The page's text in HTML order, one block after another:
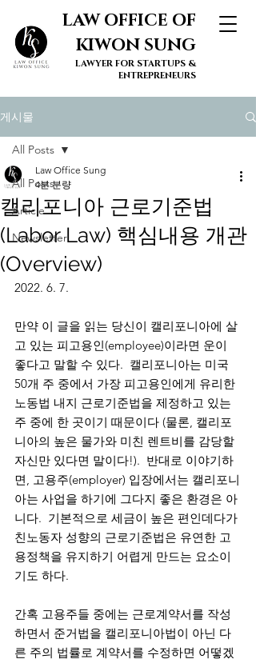
LAW OFFICE OF
KIWON SUNG
LAWYER FOR STARTUPS &
ENTREPRENEURS
게시물
All Posts
Article
Newsletter
All Posts
캘리포니아 근로기준법
(Labor Law) 핵심내용 개관
(Overview)
Law Office Sung
4분 분량
2022. 6. 7.
만약 이 글을 읽는 당신이 캘리포니아에 살
고 있는 피고용인(employee)이라면 운이
좋다고 말할 수 있다.  캘리포니아는 미국
50개 주 중에서 가장 피고용인에게 유리한
노동법 내지 근로기준법을 제정하고 있는
주 중에 한 곳이기 때문이다 (물론, 캘리포
니아의 높은 물가와 미친 렌트비를 감당할
자신만 있다면 말이다!).  반대로 이야기하
면, 고용주(employer) 입장에서는 캘리포니
아는 사업을 하기에 그다지 좋은 환경은 아
니다.  기본적으로 세금이 높은 편인데다가
친노동자 성향의 근로기준법은 유연한 고
용정책을 유지하기 어렵게 만드는 요소이
기도 하다.
간혹 고용주들 중에는 근로계약서를 작성
하면서 준거법을 캘리포니아법이 아닌 다
른 주의 법률로 계약서를 수정하면 어떻겠